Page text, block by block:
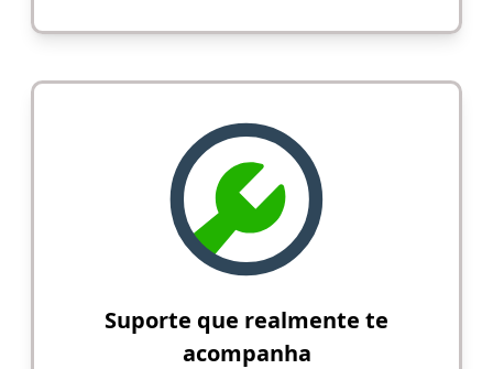
Suporte que realmente te
acompanha